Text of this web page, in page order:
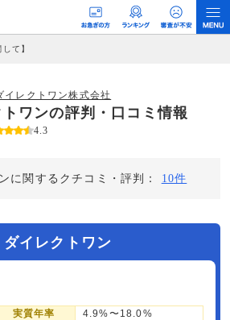
て】
払われるという収益モデルです。 ただし、特定の
なく、当編集部の調査／ユーザーへの口コミ収集な
報提供を行っています。
イレクトワン株式会社
ワンの評判・口コミ情報
4.3
に関するクチコミ・評判： 10件
ダイレクトワン
実質年率 4.9%〜18.0%